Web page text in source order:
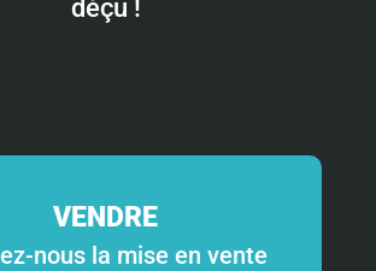
déçu !
VENDRE
nous la mise en vente